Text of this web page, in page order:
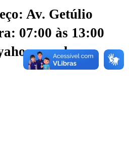
Av. Getúlio
07:00 às 13:00